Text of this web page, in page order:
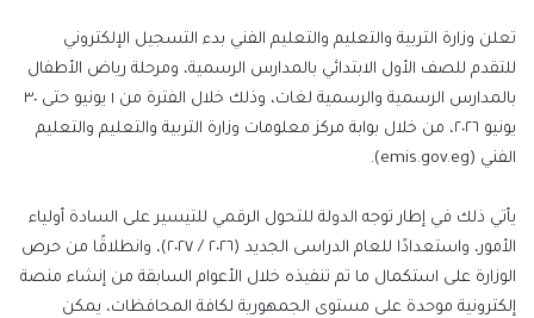
تعلن وزارة التربية والتعليم والتعليم الفني بدء التسجيل الإلكتروني
للتقدم للصف الأول الابتدائي بالمدارس الرسمية، ومرحلة رياض الأطفال
بالمدارس الرسمية والرسمية لغات، وذلك خلال الفترة من ١ يونيو حتى ٣٠
يونيو ٢٠٢٦، من خلال بوابة مركز معلومات وزارة التربية والتعليم والتعليم
الفني (emis.gov.eg).
يأتي ذلك في إطار توجه الدولة للتحول الرقمي للتيسير على السادة أولياء
الأمور، واستعدادًا للعام الدراسى الجديد (٢٠٢٦ / ٢٠٢٧)، وانطلاقًا من حرص
الوزارة على استكمال ما تم تنفيذه خلال الأعوام السابقة من إنشاء منصة
إلكترونية موحدة على مستوى الجمهورية لكافة المحافظات، يمكن